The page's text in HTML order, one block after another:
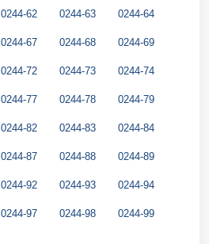
0244-62 0244-63 0244-64
0244-67 0244-68 0244-69
0244-72 0244-73 0244-74
0244-77 0244-78 0244-79
0244-82 0244-83 0244-84
0244-87 0244-88 0244-89
0244-92 0244-93 0244-94
0244-97 0244-98 0244-99